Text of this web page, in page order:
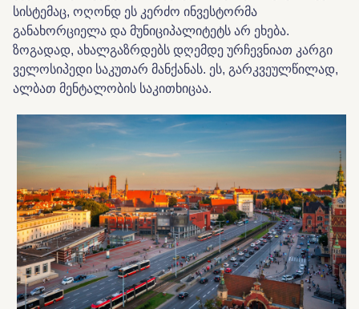
სისტემაც, ოღონდ ეს კერძო ინვესტორმა
განახორციელა და მუნიციპალიტეტს არ ეხება.
ზოგადად, ახალგაზრდებს დღემდე ურჩევნიათ კარგი
ველოსიპედი საკუთარ მანქანას. ეს, გარკვეულწილად,
ალბათ მენტალობის საკითხიცაა.